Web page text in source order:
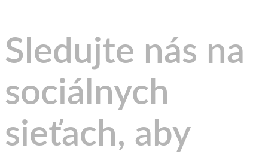
Sledujte nás na
sociálnych
sieťach, aby